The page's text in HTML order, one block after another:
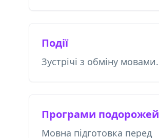
Події
Зустрічі з обміну мовами.
Програми подорожей
Мовна підготовка перед